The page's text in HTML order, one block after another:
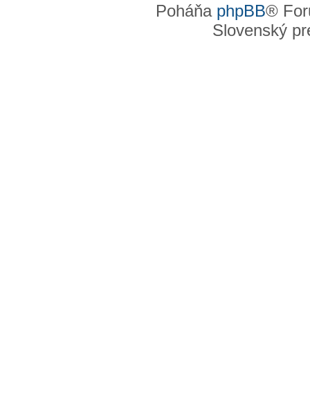
Poháňa phpBB®
Slovenský